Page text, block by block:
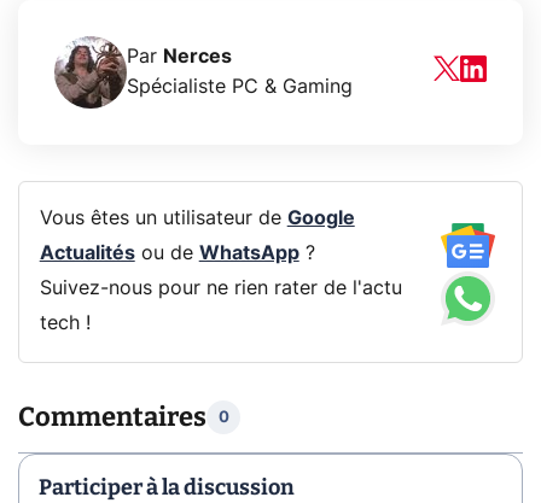
Par Nerces
Spécialiste PC & Gaming
Vous êtes un utilisateur de Google
Actualitésou de WhatsApp?
Suivez-nous pour ne rien rater de l'actu
tech !
Commentaires 0
Participer à la discussion